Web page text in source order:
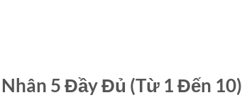
5 Đầy Đủ (Từ 1 Đến 10)